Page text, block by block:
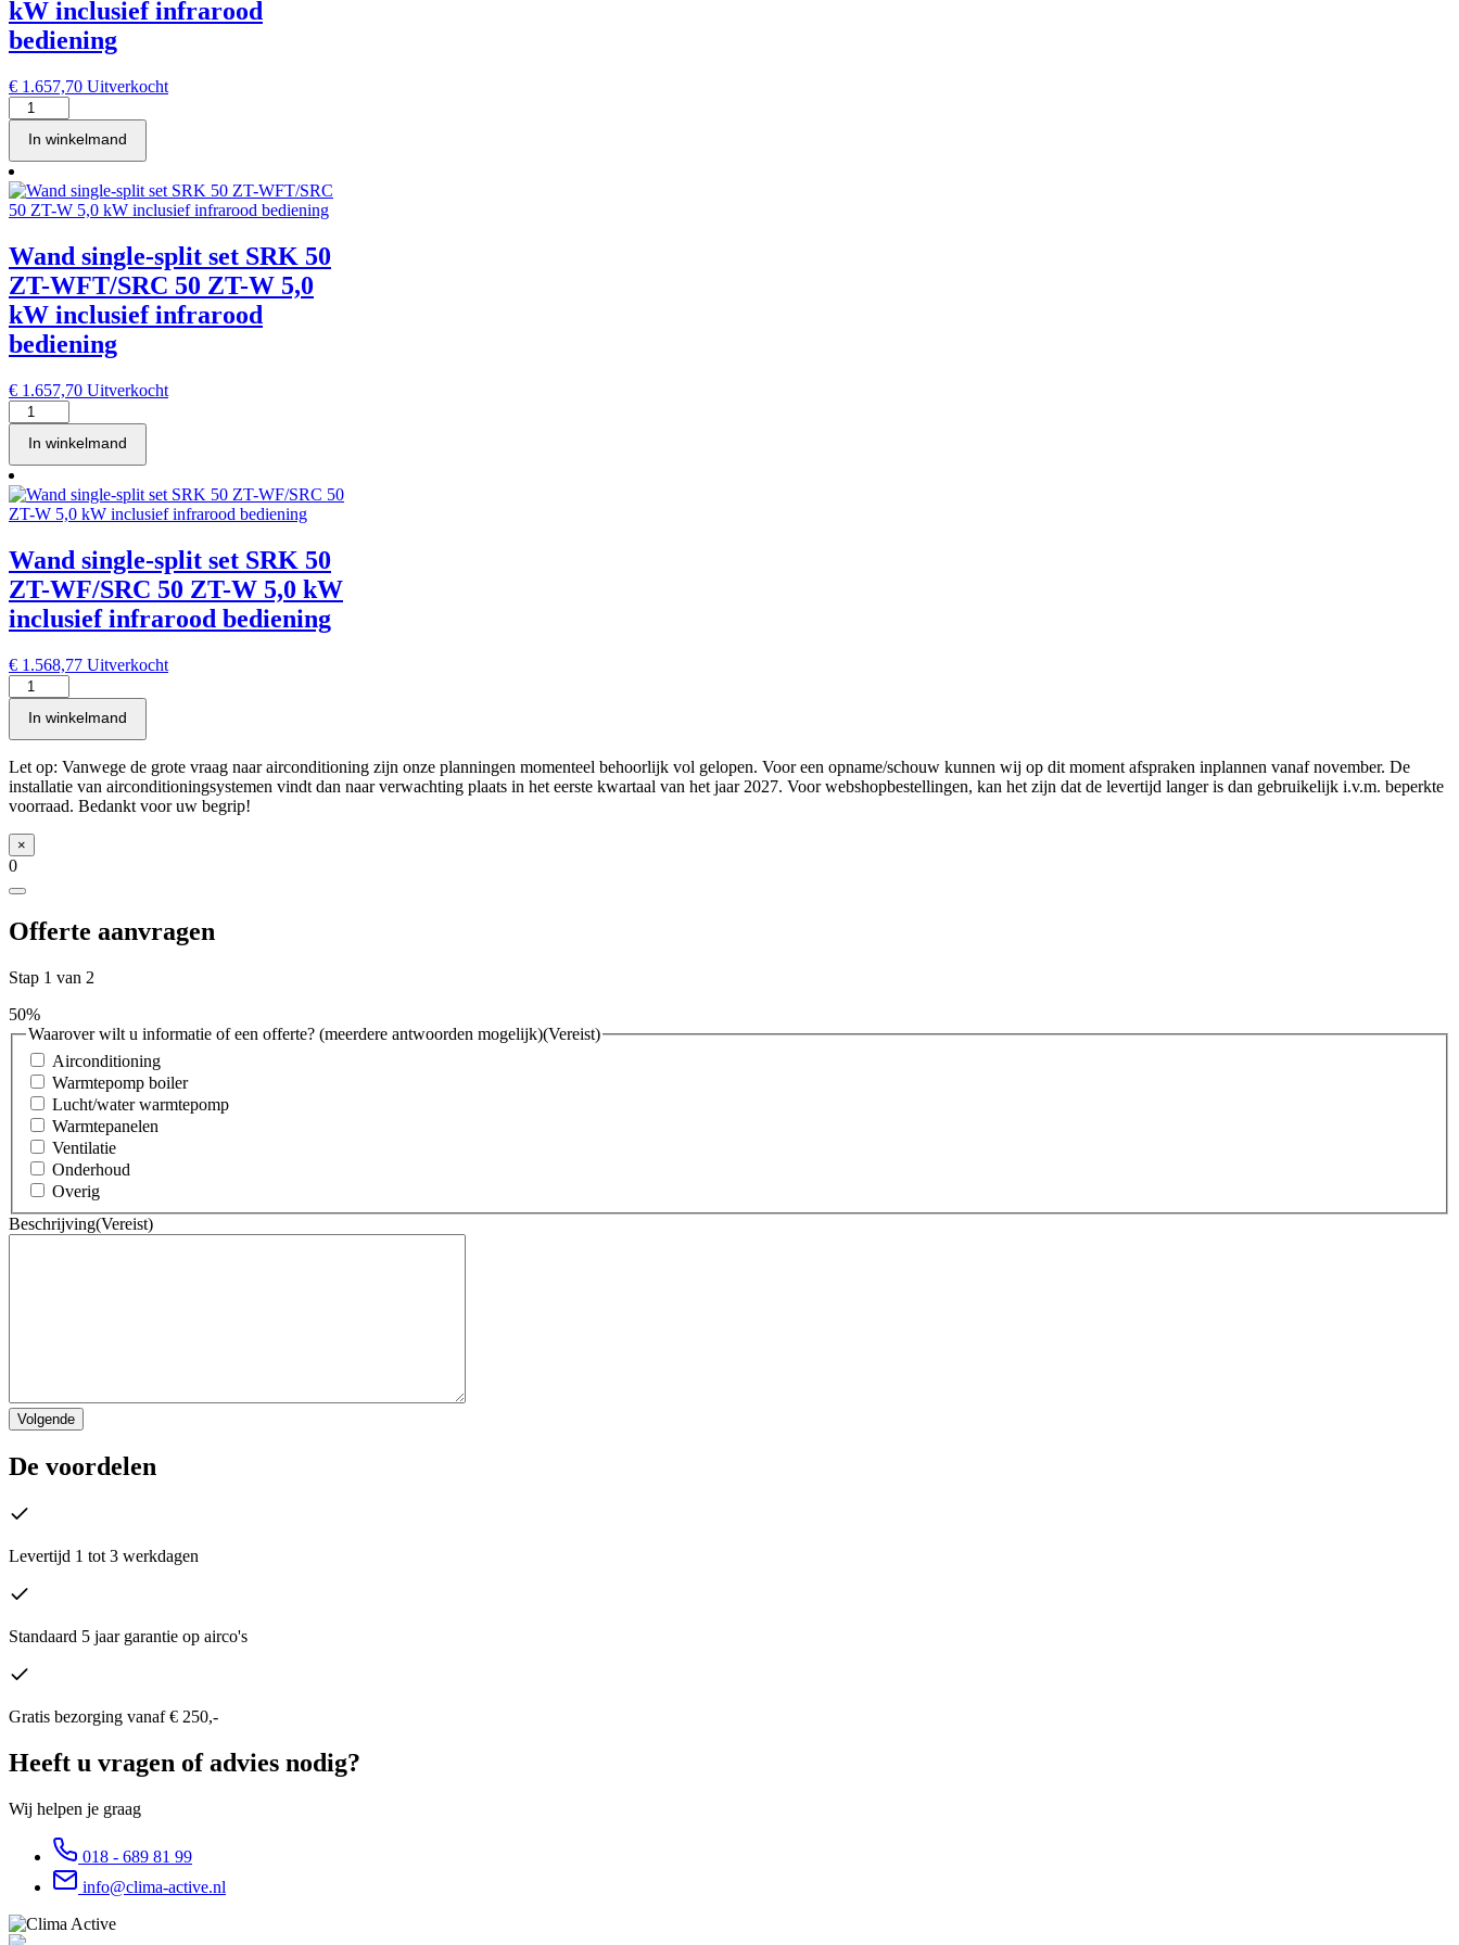
kW inclusief infrarood
bediening
€ 1.657,70 Uitverkocht
Wand
single-
split
set
SRK
50
ZT-
50
ZT-
W
5,0
kW
inclusief
bediening
aantal
In winkelmand
Wand single-split set SRK 50
ZT-WFT/SRC 50 ZT-W 5,0
kW inclusief infrarood
bediening
€ 1.657,70 Uitverkocht
Wand
single-
split
set
SRK
50
ZT-
50
ZT-
W
5,0
inclusief
infrarood
bediening
aantal
In winkelmand
Wand single-split set SRK 50
ZT-WF/SRC 50 ZT-W 5,0 kW
inclusief infrarood bediening
€ 1.568,77 Uitverkocht
Wand
single-
split
set
SRK
50
ZT-
50
ZT-
5,0
inclusief
bediening
In winkelmand
Let op: Vanwege de grote vraag naar airconditioning zijn onze planningen momenteel behoorlijk vol gelopen. Voor een opname/schouw kunnen wij op dit moment afspraken inplannen vanaf november. De
installatie van airconditioningsystemen vindt dan naar verwachting plaats in het eerste kwartaal van het jaar 2027. Voor webshopbestellingen, kan het zijn dat de levertijd langer is dan gebruikelijk i.v.m. beperkte
voorraad. Bedankt voor uw begrip!
×
0
Offerte aanvragen
Stap 1 van 2
50%
Waarover wilt u informatie of een offerte? (meerdere antwoorden mogelijk)(Vereist)
Airconditioning
Warmtepomp boiler
Lucht/water warmtepomp
Warmtepanelen
Ventilatie
Onderhoud
Overig
Beschrijving(Vereist)
De voordelen
Levertijd 1 tot 3 werkdagen
Standaard 5 jaar garantie op airco's
Gratis bezorging vanaf € 250,-
Heeft u vragen of advies nodig?
Wij helpen je graag
018 - 689 81 99
info@clima-active.nl